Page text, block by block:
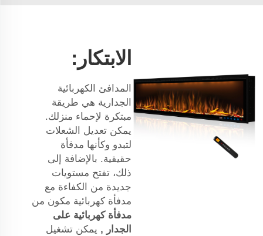
الابتكار:
المدافئ الكهربائية
الجدارية هي طريقة
مبتكرة لإحماء منزلك.
يمكن تعديل الشعلات
لتبدو وكأنها مدفأة
حقيقية. بالإضافة إلى
ذلك، تفتح مستويات
جديدة من الكفاءة مع
مدفأة كهربائية مكون من
مدفأة كهربائية على
الجدار , يمكن تشغيل